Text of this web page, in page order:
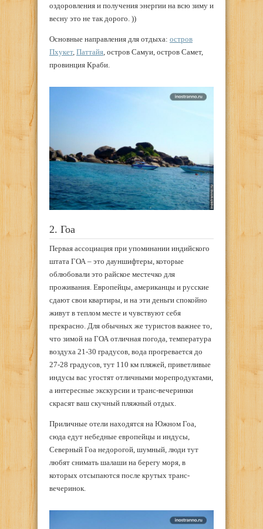
оздоровления и получения энергии на всю зиму и
весну это не так дорого. ))
Основные направления для отдыха: остров
Пхукет, Паттайя , остров Самуи, остров Самет,
провинция Краби.
2. Гоа
Первая ассоциация при упоминании индийского
штата ГОА – это дауншифтеры, которые
облюбовали это райское местечко для
проживания. Европейцы, американцы и русские
сдают свои квартиры, и на эти деньги спокойно
живут в теплом месте и чувствуют себя
прекрасно. Для обычных же туристов важнее то,
что зимой на ГОА отличная погода, температура
воздуха 21-30 градусов, вода прогревается до
27-28 градусов, тут 110 км пляжей, приветливые
индусы вас угостят отличными морепродуктами,
а интересные экскурсии и транс-вечеринки
скрасят ваш скучный пляжный отдых.
Приличные отели находятся на Южном Гоа,
сюда едут небедные европейцы и индусы,
Северный Гоа недорогой, шумный, люди тут
любят снимать шалаши на берегу моря, в
которых отсыпаются после крутых транс-
вечеринок.